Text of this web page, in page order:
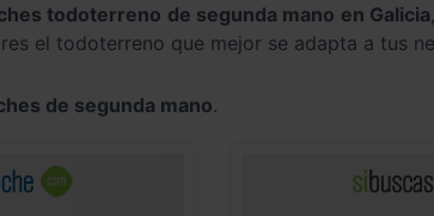
todoterreno de segunda mano en Galicia
el todoterreno que mejor se adapta a tus
de segunda mano.